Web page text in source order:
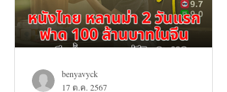
benyavyck
17 ต.ค. 2567